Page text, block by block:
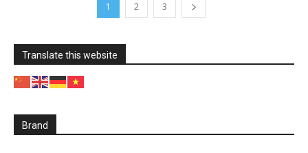
1 2 3
Translate this website
Brand